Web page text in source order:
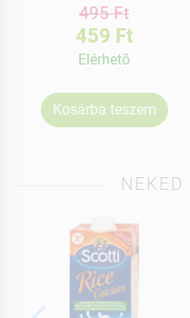
495 Ft
459 Ft
Elérhetõ
Kosárba teszem